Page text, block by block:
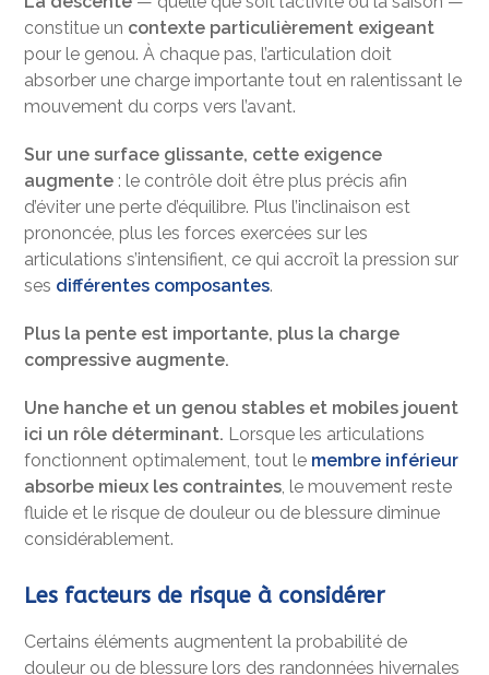
constitue un contexte particulièrement exigeant
pour le genou. À chaque pas, l’articulation doit
absorber une charge importante tout en ralentissant le
mouvement du corps vers l’avant.
Sur une surface glissante, cette exigence
augmente : le contrôle doit être plus précis afin
d’éviter une perte d’équilibre. Plus l’inclinaison est
prononcée, plus les forces exercées sur les
articulations s’intensifient, ce qui accroît la pression sur
ses différentes composantes.
Plus la pente est importante, plus la charge
compressive augmente.
Une hanche et un genou stables et mobiles jouent
ici un rôle déterminant. Lorsque les articulations
fonctionnent optimalement, tout le membre inférieur
absorbe mieux les contraintes , le mouvement reste
fluide et le risque de douleur ou de blessure diminue
considérablement.
Les facteurs de risque à considérer
Certains éléments augmentent la probabilité de
douleur ou de blessure lors des randonnées hivernales